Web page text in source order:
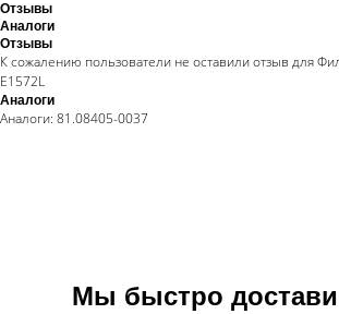
Отзывы
Аналоги
Отзывы
К сожалению пользователи не оставили отзыв для
E1572L
Аналоги
Аналоги: 81.08405-0037
Мы быстро